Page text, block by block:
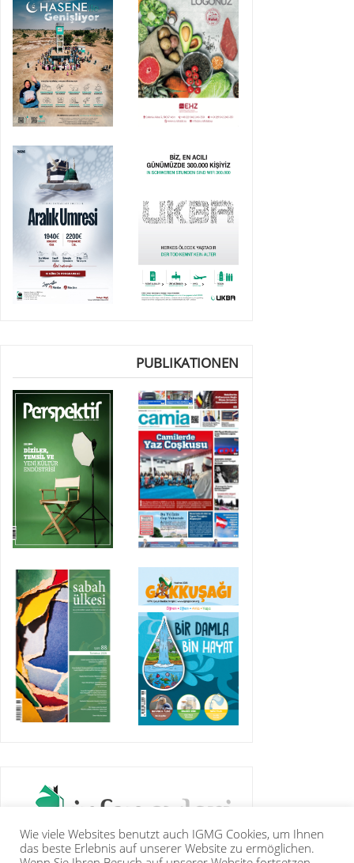
PUBLIKATIONEN
Wie viele Websites benutzt auch IGMG Cookies, um Ihnen
das beste Erlebnis auf unserer Website zu ermöglichen.